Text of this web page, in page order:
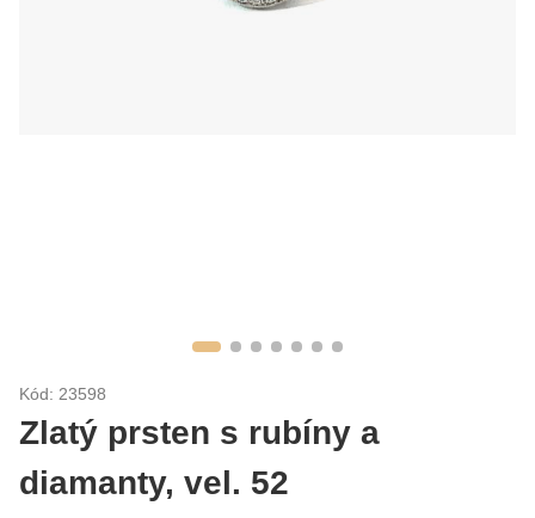
Kód: 23598
Zlatý prsten s rubíny a
diamanty, vel. 52